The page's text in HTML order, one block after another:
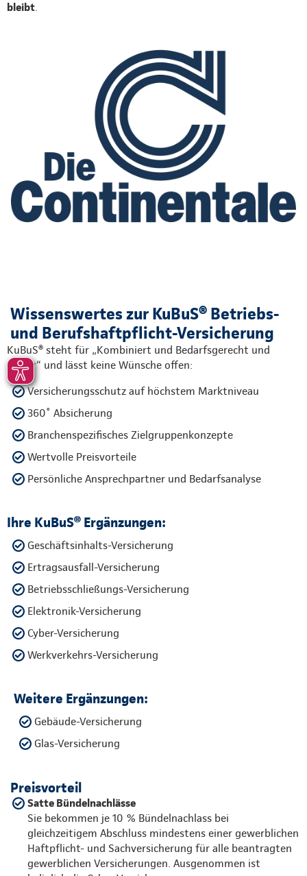
bleibt.
Wissenswertes zur KuBuS® Betriebs-
und Berufshaftpflicht-Versicherung
KuBuS® steht für „Kombiniert und Bedarfsgerecht und
Sicher“ und lässt keine Wünsche offen:
Versicherungsschutz auf höchstem Marktniveau
360˚ Absicherung
Branchenspezifisches Zielgruppenkonzepte
Wertvolle Preisvorteile
Persönliche Ansprechpartner und Bedarfsanalyse
Ihre KuBuS® Ergänzungen:
Geschäftsinhalts-Versicherung
Ertragsausfall-Versicherung
Betriebsschließungs-Versicherung
Elektronik-Versicherung
Cyber-Versicherung
Werkverkehrs-Versicherung
Weitere Ergänzungen:
Gebäude-Versicherung
Glas-Versicherung
Preisvorteil
Satte Bündelnachlässe
Sie bekommen je 10 % Bündelnachlass bei
gleichzeitigem Abschluss mindestens einer gewerblichen
Haftpflicht- und Sachversicherung für alle beantragten
gewerblichen Versicherungen. Ausgenommen ist